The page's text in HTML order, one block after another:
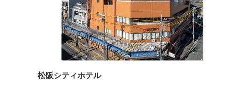
松阪シティホテル